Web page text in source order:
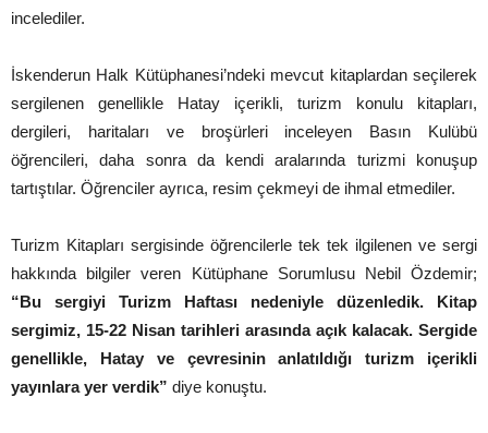
incelediler.
İskenderun Halk Kütüphanesi’ndeki mevcut kitaplardan seçilerek
sergilenen genellikle Hatay içerikli, turizm konulu kitapları,
dergileri, haritaları ve broşürleri inceleyen Basın Kulübü
öğrencileri, daha sonra da kendi aralarında turizmi konuşup
tartıştılar. Öğrenciler ayrıca, resim çekmeyi de ihmal etmediler.
Turizm Kitapları sergisinde öğrencilerle tek tek ilgilenen ve sergi
hakkında bilgiler veren Kütüphane Sorumlusu Nebil Özdemir;
“Bu sergiyi Turizm Haftası nedeniyle düzenledik. Kitap
sergimiz, 15-22 Nisan tarihleri arasında açık kalacak. Sergide
genellikle, Hatay ve çevresinin anlatıldığı turizm içerikli
yayınlara yer verdik” diye konuştu.